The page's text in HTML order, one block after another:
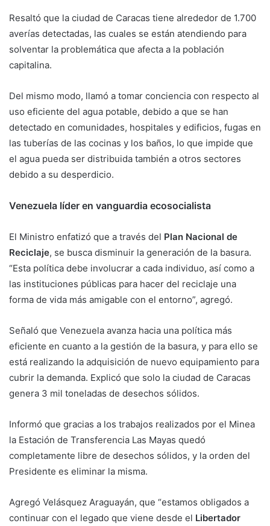
Resaltó que la ciudad de Caracas tiene alrededor de 1.700
averías detectadas, las cuales se están atendiendo para
solventar la problemática que afecta a la población
capitalina.
Del mismo modo, llamó a tomar conciencia con respecto al
uso eficiente del agua potable, debido a que se han
detectado en comunidades, hospitales y edificios, fugas en
las tuberías de las cocinas y los baños, lo que impide que
el agua pueda ser distribuida también a otros sectores
debido a su desperdicio.
Venezuela líder en vanguardia ecosocialista
El Ministro enfatizó que a través del Plan Nacional de
Reciclaje, se busca disminuir la generación de la basura.
“Esta política debe involucrar a cada individuo, así como a
las instituciones públicas para hacer del reciclaje una
forma de vida más amigable con el entorno”, agregó.
Señaló que Venezuela avanza hacia una política más
eficiente en cuanto a la gestión de la basura, y para ello se
está realizando la adquisición de nuevo equipamiento para
cubrir la demanda. Explicó que solo la ciudad de Caracas
genera 3 mil toneladas de desechos sólidos.
Informó que gracias a los trabajos realizados por el Minea
la Estación de Transferencia Las Mayas quedó
completamente libre de desechos sólidos, y la orden del
Presidente es eliminar la misma.
Agregó Velásquez Araguayán, que “estamos obligados a
continuar con el legado que viene desde el Libertador